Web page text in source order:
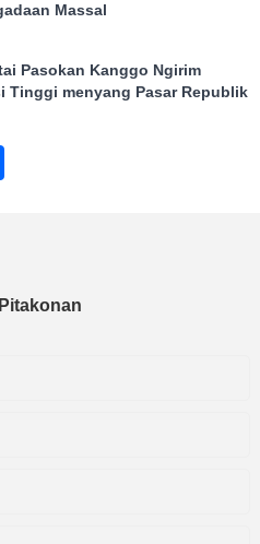
Massal
Pasokan Kanggo Ngirim
Tinggi menyang Pasar Republik